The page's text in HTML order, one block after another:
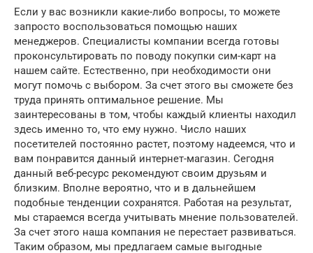
Если у вас возникли какие-либо вопросы, то можете
запросто воспользоваться помощью наших
менеджеров. Специалисты компании всегда готовы
проконсультировать по поводу покупки сим-карт на
нашем сайте. Естественно, при необходимости они
могут помочь с выбором. За счет этого вы сможете без
труда принять оптимальное решение. Мы
заинтересованы в том, чтобы каждый клиенты находил
здесь именно то, что ему нужно. Число наших
посетителей постоянно растет, поэтому надеемся, что и
вам понравится данный интернет-магазин. Сегодня
данный веб-ресурс рекомендуют своим друзьям и
близким. Вполне вероятно, что и в дальнейшем
подобные тенденции сохранятся. Работая на результат,
мы стараемся всегда учитывать мнение пользователей.
За счет этого наша компания не перестает развиваться.
Таким образом, мы предлагаем самые выгодные